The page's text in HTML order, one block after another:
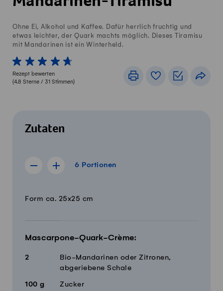
Ohne Ei, Alkohol und Kaffee. Dafür herrlich fruchtig und
etwas leichter, der Quark machts möglich. Dieses Tiramisu
mit Mandarinen ist ein Winterheld.
1 von 5 Sterne
2 von 5 Sterne
3 von 5 Sterne
4 von 5 Sterne
5 von 5 Sterne
Rezept bewerten
(4.8 Sterne / 31 Stimmen)
DruckenRezeptbuch
Zutaten
6 Portionen
Rezept für 5 Portionen anzeigen
Rezept für 7 Portionen anzeigen
6 Portionen
MengeZutaten
Form ca. 25x25 cm
Mascarpone-Quark-Crème:
2
Bio-Mandarinen oder Zitronen,
abgeriebene Schale
100 g Zucker